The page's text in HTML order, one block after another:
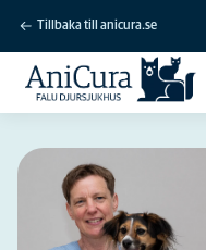
Tillbaka till anicura.se